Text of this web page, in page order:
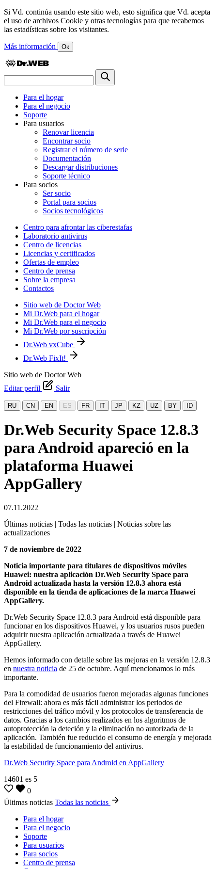
Si Vd. continúa usando este sitio web, esto significa que Vd. acepta
el uso de archivos Cookie y otras tecnologías para que recabemos
las estadísticas sobre los visitantes.
Más información Ок
Para el hogar
Para el negocio
Soporte
Para usuarios
Renovar licencia
Encontrar socio
Registrar el número de serie
Documentación
Descargar distribuciones
Soporte técnico
Para socios
Ser socio
Portal para socios
Socios tecnológicos
Centro para afrontar las ciberestafas
Laboratorio antivirus
Centro de licencias
Licencias y certificados
Ofertas de empleo
Centro de prensa
Sobre la empresa
Contactos
Sitio web de Doctor Web
Mi Dr.Web para el hogar
Mi Dr.Web para el negocio
Mi Dr.Web por suscripción
Dr.Web vxCube
Dr.Web FixIt!
Sitio web de Doctor Web
Editar perfil
Salir
RU CN EN ES FR IT JP KZ UZ BY ID
Dr.Web Security Space 12.8.3
para Android apareció en la
plataforma Huawei
AppGallery
07.11.2022
Últimas noticias | Todas las noticias | Noticias sobre las
actualizaciones
7 de noviembre de 2022
Noticia importante para titulares de dispositivos móviles
Huawei: nuestra aplicación Dr.Web Security Space para
Android actualizada hasta la versión 12.8.3 ahora está
disponible en la tienda de aplicaciones de la marca Huawei
AppGallery.
Dr.Web Security Space 12.8.3 para Android está disponible para
funcionar en los dispositivos Huawei, y los usuarios rusos pueden
adquirir nuestra aplicación actualizada a través de Huawei
AppGallery.
Hemos informado con detalle sobre las mejoras en la versión 12.8.3
en nuestra noticia de 25 de octubre. Aquí mencionamos lo más
importante.
Para la comodidad de usuarios fueron mejoradas algunas funciones
del Firewall: ahora es más fácil administrar los periodos de
restricciones del tráfico móvil y los protocolos de transferencia de
datos. Gracias a los cambios realizados en los algoritmos de
autoprotección la deteción y la eliminación no autorizada de la
aplicación. También fue reducido el consumo de energía y mejorada
la estabilidad de funcionamiento del antivirus.
Dr.Web Security Space para Android en AppGallery
14601 es 5
0
Últimas noticias Todas las noticias
Para el hogar
Para el negocio
Soporte
Para usuarios
Para socios
Centro de prensa